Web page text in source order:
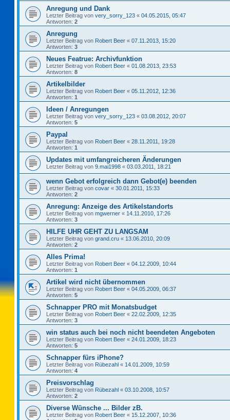
Anregung und Dank
Letzter Beitrag von very_sorry_123 « 04.05.2015, 05:47
Antworten: 2
Anregung
Letzter Beitrag von Robert Beer « 07.11.2013, 15:20
Antworten: 3
Neues Featrue: Archivfunktion
Letzter Beitrag von Robert Beer « 01.08.2013, 23:53
Antworten: 8
Artikelbilder
Letzter Beitrag von Robert Beer « 05.11.2012, 12:36
Antworten: 1
Ideen / Anregungen
Letzter Beitrag von very_sorry_123 « 03.08.2012, 20:07
Antworten: 5
Paypal
Letzter Beitrag von Robert Beer « 28.11.2011, 19:28
Antworten: 1
Updates mit umfangreicheren Änderungen
Letzter Beitrag von 9.mai1998 « 03.03.2011, 18:21
wenn Gebot erfolgreich dann Gebot(e) beenden
Letzter Beitrag von covar « 30.01.2011, 15:33
Antworten: 2
Anregung: Anzeige des Artikelstandorts
Letzter Beitrag von mgwerner « 14.11.2010, 17:26
Antworten: 3
HILFE UHR GEHT ZU LANGSAM
Letzter Beitrag von grand.cru « 13.06.2010, 20:09
Antworten: 2
Alles Prima!
Letzter Beitrag von Robert Beer « 04.12.2009, 10:44
Antworten: 1
Artikel wird nicht übernommen
Letzter Beitrag von Robert Beer « 04.05.2009, 06:37
Antworten: 5
Schnapper PRO mit Monatsbudget
Letzter Beitrag von Robert Beer « 22.02.2009, 12:35
Antworten: 3
win status auch bei noch nicht beendeten Angeboten
Letzter Beitrag von Robert Beer « 24.01.2009, 18:23
Antworten: 5
Schnapper fürs iPhone?
Letzter Beitrag von Rübezahl « 14.01.2009, 10:59
Antworten: 4
Preisvorschlag
Letzter Beitrag von Rübezahl « 03.10.2008, 10:57
Antworten: 2
Diverse Wünsche ... Bilder zB.
Letzter Beitrag von Robert Beer « 15.12.2007, 10:36